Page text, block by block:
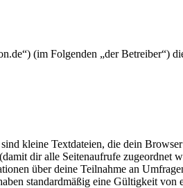
(im Folgenden „der Betreiber“)
kleine Textdateien, die dein
dir alle Seitenaufrufe zugeordnet
über deine Teilnahme an
standardmäßig eine Gültigkeit